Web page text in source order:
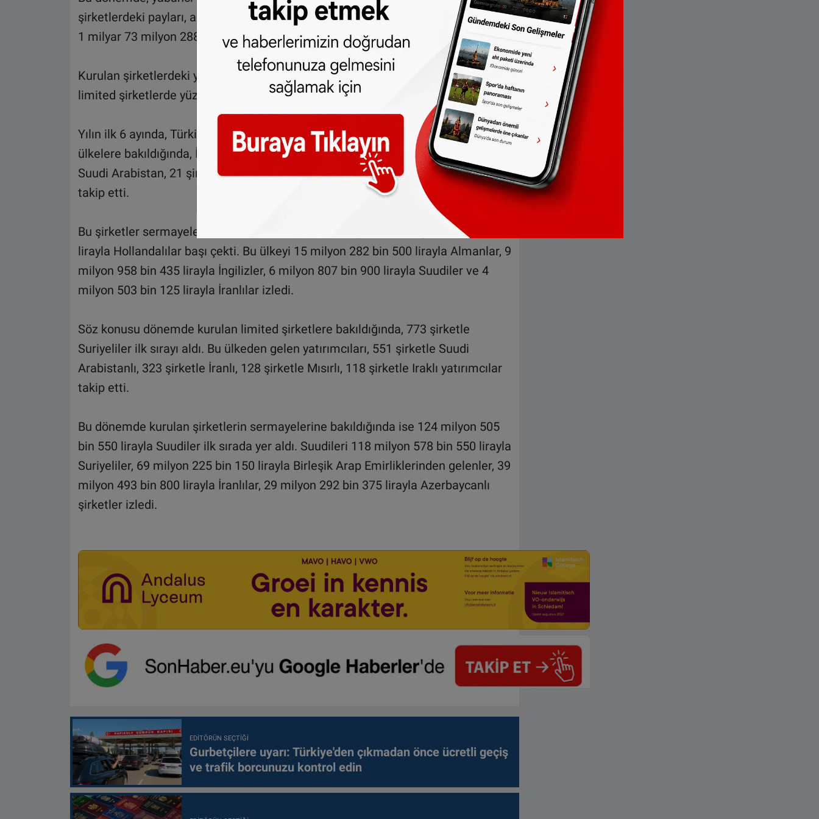
şirketlerdeki payları, anonim olanlarda 174 milyon 480 bin 981 lira, limitedlerde
1 milyar 73 milyon 288 bin 500 lira oldu.
Kurulan şirketlerdeki yabancı sermaye oranı anonim şirketlerde yüzde 72,66,
limited şirketlerde yüzde 80,13, toplamda yüzde 78,99 olarak kayıtlara geçti.
Yılın ilk 6 ayında, Türkiye'de kurulan anonim şirketlerdeki yabancıların geldiği
ülkelere bakıldığında, İran 45 şirketle ilk sırada yer aldı. Bu ülkeyi, 31 şirketle
Suudi Arabistan, 21 şirketle Almanya, 20'şer şirketle Hollanda ve Azerbaycan
takip etti.
Bu şirketler sermayeleri bakımından değerlendirildiğinde, 23 milyon 727 bin
lirayla Hollandalılar başı çekti. Bu ülkeyi 15 milyon 282 bin 500 lirayla Almanlar, 9
milyon 958 bin 435 lirayla İngilizler, 6 milyon 807 bin 900 lirayla Suudiler ve 4
milyon 503 bin 125 lirayla İranlılar izledi.
Söz konusu dönemde kurulan limited şirketlere bakıldığında, 773 şirketle
Suriyeliler ilk sırayı aldı. Bu ülkeden gelen yatırımcıları, 551 şirketle Suudi
Arabistanlı, 323 şirketle İranlı, 128 şirketle Mısırlı, 118 şirketle Iraklı yatırımcılar
takip etti.
Bu dönemde kurulan şirketlerin sermayelerine bakıldığında ise 124 milyon 505
bin 550 lirayla Suudiler ilk sırada yer aldı. Suudileri 118 milyon 578 bin 550 lirayla
Suriyeliler, 69 milyon 225 bin 150 lirayla Birleşik Arap Emirliklerinden gelenler, 39
milyon 493 bin 800 lirayla İranlılar, 29 milyon 292 bin 375 lirayla Azerbaycanlı
şirketler izledi.
EDITÖRÜN SEÇTIĞI
Gurbetçilere uyarı: Türkiye'den çıkmadan önce ücretli geçiş
ve trafik borcunuzu kontrol edin